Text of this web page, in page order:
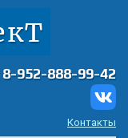
8-952-888-99-42
Контакты